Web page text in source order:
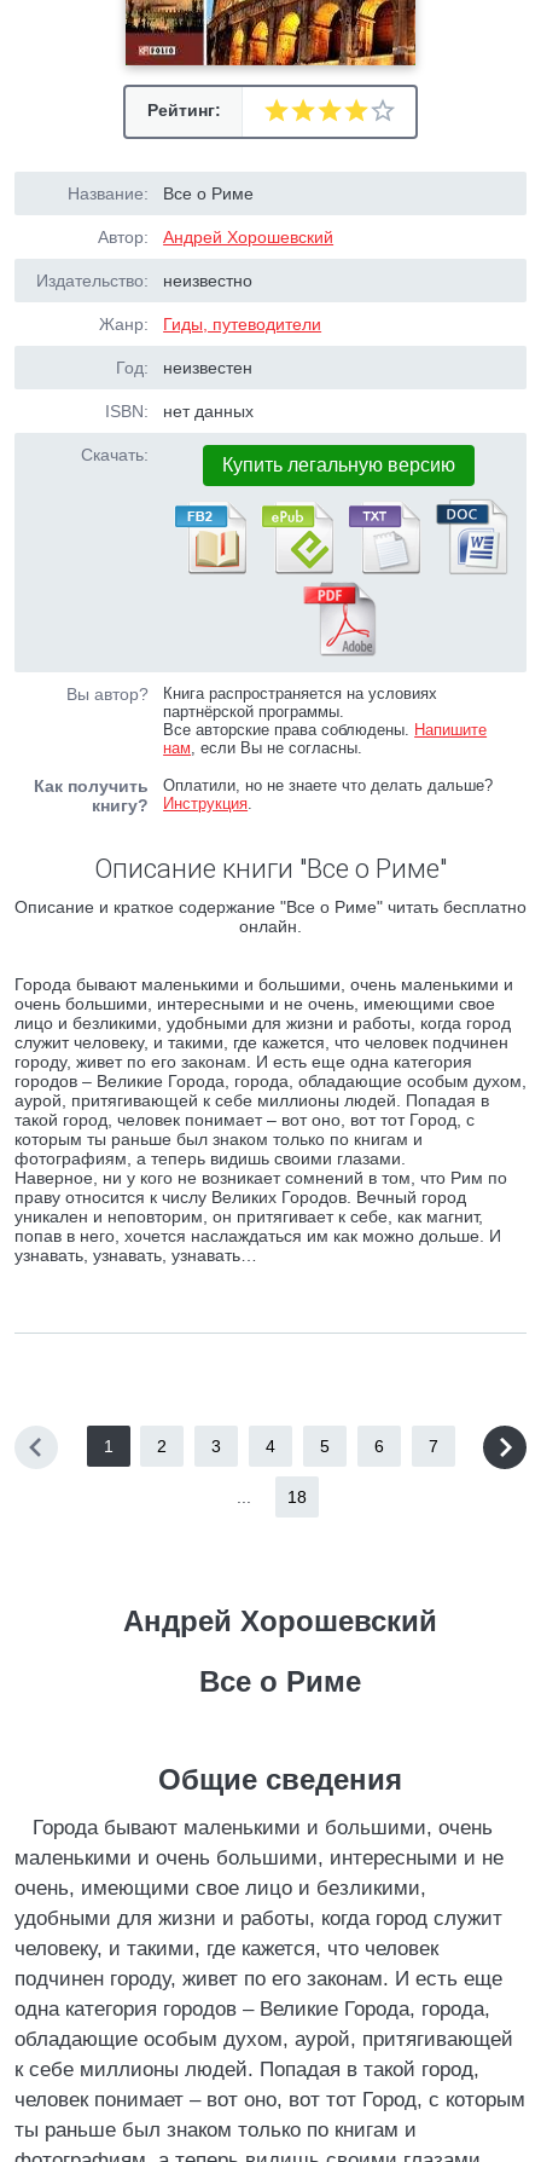
Рейтинг:
Название: Все о Риме
Автор: Андрей Хорошевский
Издательство: неизвестно
Жанр: Гиды, путеводители
Год: неизвестен
ISBN: нет данных
Скачать: Купить легальную версию
Вы автор?
Книга распространяется на условиях
партнёрской программы.
Все авторские права соблюдены. Напишите
нам, если Вы не согласны.
Как получить
книгу?
Оплатили, но не знаете что делать дальше?
Инструкция.
Описание книги "Все о Риме"
Описание и краткое содержание "Все о Риме" читать бесплатно
онлайн.
Города бывают маленькими и большими, очень маленькими и
очень большими, интересными и не очень, имеющими свое
лицо и безликими, удобными для жизни и работы, когда город
служит человеку, и такими, где кажется, что человек подчинен
городу, живет по его законам. И есть еще одна категория
городов – Великие Города, города, обладающие особым духом,
аурой, притягивающей к себе миллионы людей. Попадая в
такой город, человек понимает – вот оно, вот тот Город, с
которым ты раньше был знаком только по книгам и
фотографиям, а теперь видишь своими глазами.
Наверное, ни у кого не возникает сомнений в том, что Рим по
праву относится к числу Великих Городов. Вечный город
уникален и неповторим, он притягивает к себе, как магнит,
попав в него, хочется наслаждаться им как можно дольше. И
узнавать, узнавать, узнавать…
1 2 3 4 5 6 7
18
Андрей Хорошевский
Все о Риме
Общие сведения
Города бывают маленькими и большими, очень
маленькими и очень большими, интересными и не
очень, имеющими свое лицо и безликими,
удобными для жизни и работы, когда город служит
человеку, и такими, где кажется, что человек
подчинен городу, живет по его законам. И есть еще
одна категория городов – Великие Города, города,
обладающие особым духом, аурой, притягивающей
к себе миллионы людей. Попадая в такой город,
человек понимает – вот оно, вот тот Город, с которым
ты раньше был знаком только по книгам и